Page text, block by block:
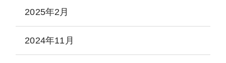
2025年2月
2024年11月